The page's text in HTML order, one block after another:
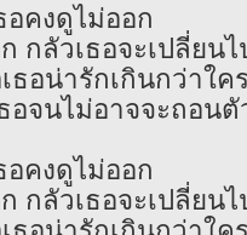
อคงดูไม่ออก
กลัวเธอจะเปลี่ยนไ
ธอน่ารักเกินกว่าใค
อจนไม่อาจจะถอนตั
อคงดูไม่ออก
กลัวเธอจะเปลี่ยนไ